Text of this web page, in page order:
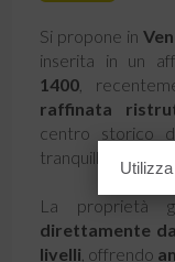
Si propone in
inserita in un
1400 ,
raffinata
centro storico
tranquilla e
La proprietà
direttamente
livelli , offrendo